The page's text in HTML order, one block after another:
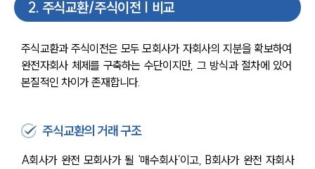
2. 주식교환/주식이전 | 비교
주식교환과 주식이전은 모두 모회사가 자회사의 지분을 확보하여
완전자회사 체제를 구축하는 수단이지만, 그 방식과 절차에 있어
본질적인 차이가 존재합니다.
주식교환의 거래 구조
A회사가 완전 모회사가 될 ‘매수회사’이고, B회사가 완전 자회사